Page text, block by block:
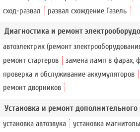
сход-развал
развал схождение Газель
Диагностика и ремонт
автоэлектрик (ремонт
ремонт стартеров
замена ламп в фарах,
проверка и обслуживание аккумуляторов
ремонт дворников
Установка и ремонт дополнительного
установка автозвука установка магнитолы